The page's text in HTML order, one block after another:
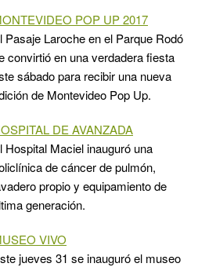
POP UP 2017
Pasaje Laroche en el Parque Rodó
convirtió en una verdadera fiesta
sábado para recibir una nueva
de Montevideo Pop Up.
DE AVANZADA
Hospital Maciel inauguró una
de cáncer de pulmón,
propio y equipamiento de
generación.
VIVO
jueves 31 se inauguró el museo